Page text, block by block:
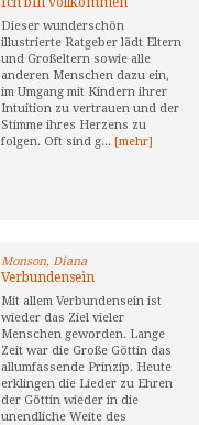
Dieser wunderschön
illustrierte Ratgeber lädt Eltern
und Großeltern sowie alle
anderen Menschen dazu ein,
im Umgang mit Kindern ihrer
Intuition zu vertrauen und der
Stimme ihres Herzens zu
folgen. Oft sind g... [mehr]
Monson, Diana
Verbundensein
Mit allem Verbundensein ist
wieder das Ziel vieler
Menschen geworden. Lange
Zeit war die Große Göttin das
allumfassende Prinzip. Heute
erklingen die Lieder zu Ehren
der Göttin wieder in die
unendliche Weite des